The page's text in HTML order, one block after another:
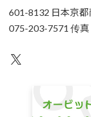
601-8132 日本京
075-203-7571 传
不为人知